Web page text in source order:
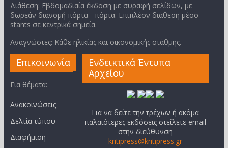
Διάθεση: Εβδομαδιαία έκδοση με συραφή σελίδων, με
δωρεάν διανομή πόρτα - πόρτα. Επιπλέον διάθεση μέσο
stants σε κεντρικά σημεία.
Αναγνώστες: Κάθε ηλικίας και οικονομικής στάθμης.
Επικοινωνία
Για θέματα:
Ανακοινώσεις
Δελτία τύπου
Διαφήμιση
Ενδεικτικά Έντυπα
Αρχείου
Για να δείτε την τρέχων ή ακόμα
παλαιότερες εκδόσεις στείλετε email
στην διεύθυνση
kritipress@kritipress.gr